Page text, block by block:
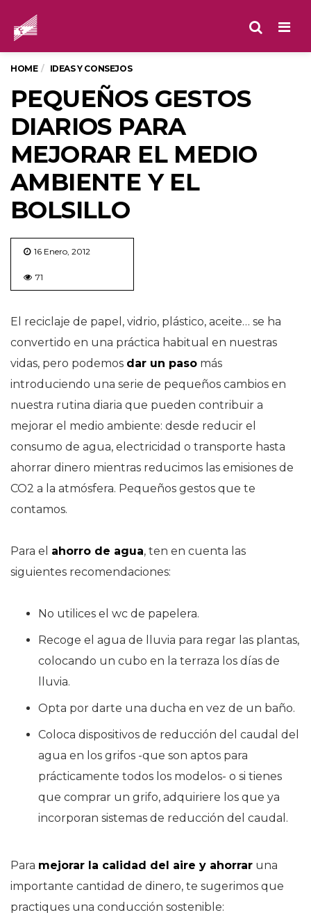
HOME IDEAS Y CONSEJOS
PEQUEÑOS GESTOS
DIARIOS PARA
MEJORAR EL MEDIO
AMBIENTE Y EL
BOLSILLO
16 Enero, 2012
71
El reciclaje de papel, vidrio, plástico, aceite… se ha
convertido en una práctica habitual en nuestras
vidas, pero podemos dar un paso más
introduciendo una serie de pequeños cambios en
nuestra rutina diaria que pueden contribuir a
mejorar el medio ambiente: desde reducir el
consumo de agua, electricidad o transporte hasta
ahorrar dinero mientras reducimos las emisiones de
CO2 a la atmósfera. Pequeños gestos que te
contamos.
Para el ahorro de agua, ten en cuenta las
siguientes recomendaciones:
No utilices el wc de papelera.
Recoge el agua de lluvia para regar las plantas,
colocando un cubo en la terraza los días de
lluvia.
Opta por darte una ducha en vez de un baño.
Coloca dispositivos de reducción del caudal del
agua en los grifos -que son aptos para
prácticamente todos los modelos- o si tienes
que comprar un grifo, adquiriere los que ya
incorporan sistemas de reducción del caudal.
Para mejorar la calidad del aire y ahorrar una
importante cantidad de dinero, te sugerimos que
practiques una conducción sostenible: